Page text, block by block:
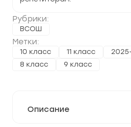
Рубрики:
ВСОШ
Метки:
10 класс 11 класс
8 класс
9 класс
Описание